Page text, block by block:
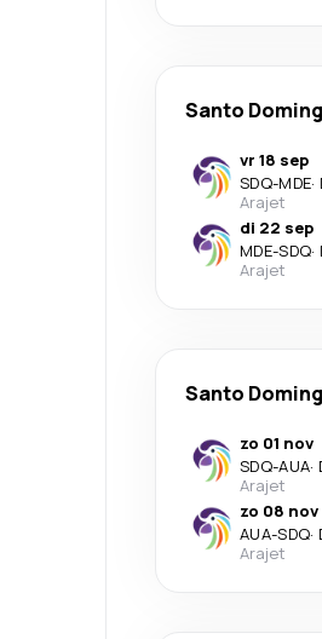
Santo
vr 18 sep
SDQ-MDE·
Arajet
di 22 sep
MDE-SDQ·
Arajet
Santo
zo 01 nov
SDQ-AUA·
Arajet
zo 08 nov
AUA-SDQ·
Arajet